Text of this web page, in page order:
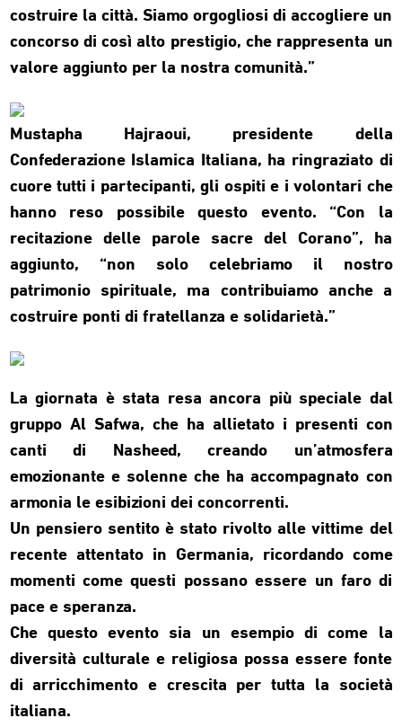
costruire la città. Siamo orgogliosi di accogliere un
concorso di così alto prestigio, che rappresenta un
valore aggiunto per la nostra comunità.”
Mustapha Hajraoui, presidente della
Confederazione Islamica Italiana, ha ringraziato di
cuore tutti i partecipanti, gli ospiti e i volontari che
hanno reso possibile questo evento. “Con la
recitazione delle parole sacre del Corano”, ha
aggiunto, “non solo celebriamo il nostro
patrimonio spirituale, ma contribuiamo anche a
costruire ponti di fratellanza e solidarietà.”
La giornata è stata resa ancora più speciale dal
gruppo Al Safwa, che ha allietato i presenti con
canti di Nasheed, creando un’atmosfera
emozionante e solenne che ha accompagnato con
armonia le esibizioni dei concorrenti.
Un pensiero sentito è stato rivolto alle vittime del
recente attentato in Germania, ricordando come
momenti come questi possano essere un faro di
pace e speranza.
Che questo evento sia un esempio di come la
diversità culturale e religiosa possa essere fonte
di arricchimento e crescita per tutta la società
italiana.